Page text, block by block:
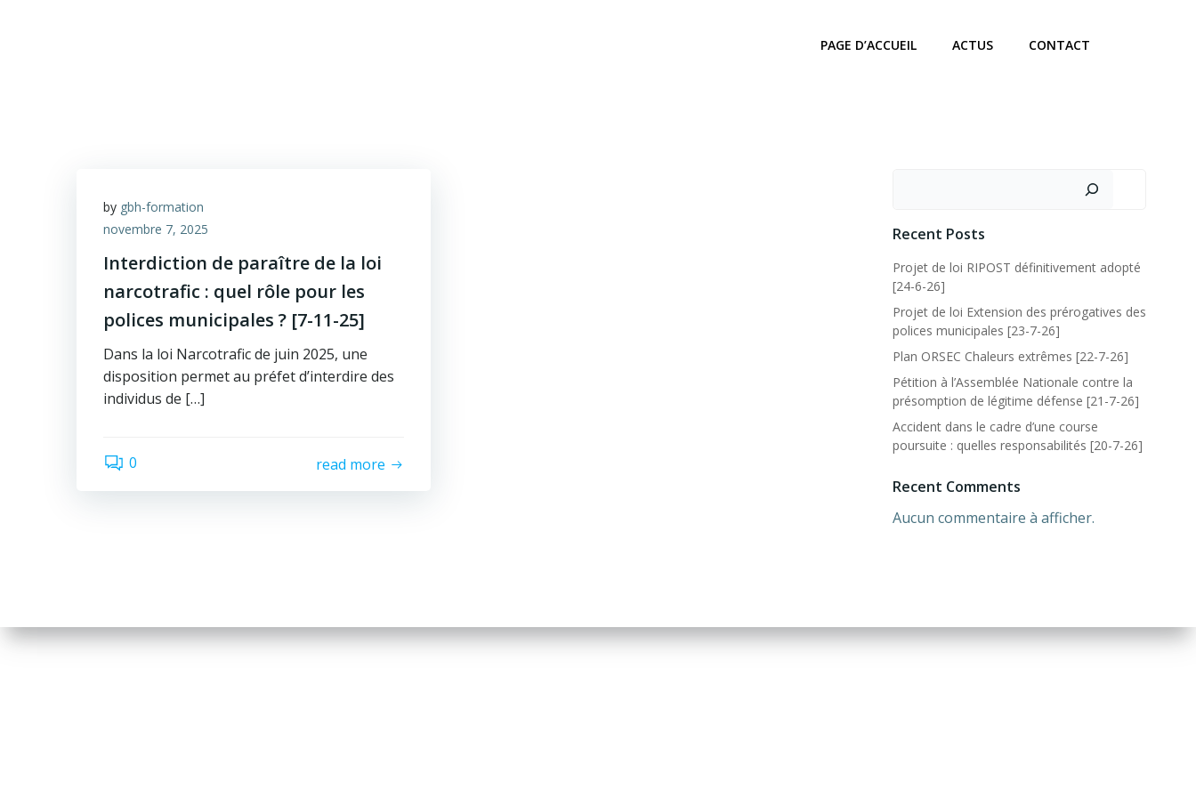
PAGE D’ACCUEIL ACTUS CONTACT
by gbh-formation
novembre 7, 2025
Interdiction de paraître de la loi
narcotrafic : quel rôle pour les
polices municipales ? [7-11-25]
Dans la loi Narcotrafic de juin 2025, une
disposition permet au préfet d’interdire des
individus de […]
0 read more
Recent Posts
Projet de loi RIPOST définitivement adopté
[24-6-26]
Projet de loi Extension des prérogatives des
polices municipales [23-7-26]
Plan ORSEC Chaleurs extrêmes [22-7-26]
Pétition à l’Assemblée Nationale contre la
présomption de légitime défense [21-7-26]
Accident dans le cadre d’une course
poursuite : quelles responsabilités [20-7-26]
Recent Comments
Aucun commentaire à afficher.